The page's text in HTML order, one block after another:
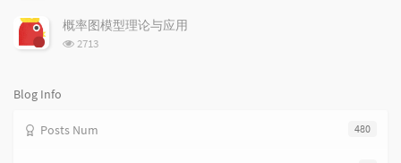
s
次
数:
概率图模型理论与应用
浏
2713
Blog Info
480
Posts Num